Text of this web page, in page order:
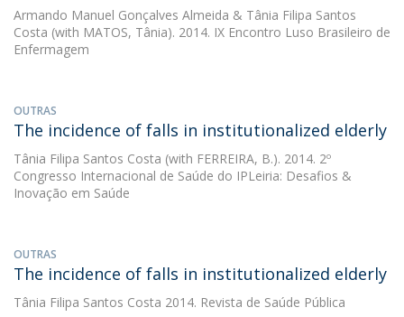
Armando Manuel Gonçalves Almeida & Tânia Filipa Santos
Costa (with MATOS, Tânia). 2014. IX Encontro Luso Brasileiro de
Enfermagem
OUTRAS
The incidence of falls in institutionalized elderly
Tânia Filipa Santos Costa (with FERREIRA, B.). 2014. 2º
Congresso Internacional de Saúde do IPLeiria: Desafios &
Inovação em Saúde
OUTRAS
The incidence of falls in institutionalized elderly
Tânia Filipa Santos Costa 2014. Revista de Saúde Pública